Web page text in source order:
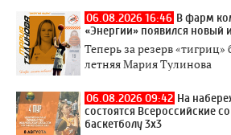
06.08.2026 16:46 В фарм
«Энергии» появился новый
Теперь за резерв «тигриц»
летняя Мария Тулинова
06.08.2026 09:42 На
состоятся Всероссийские
баскетболу 3x3